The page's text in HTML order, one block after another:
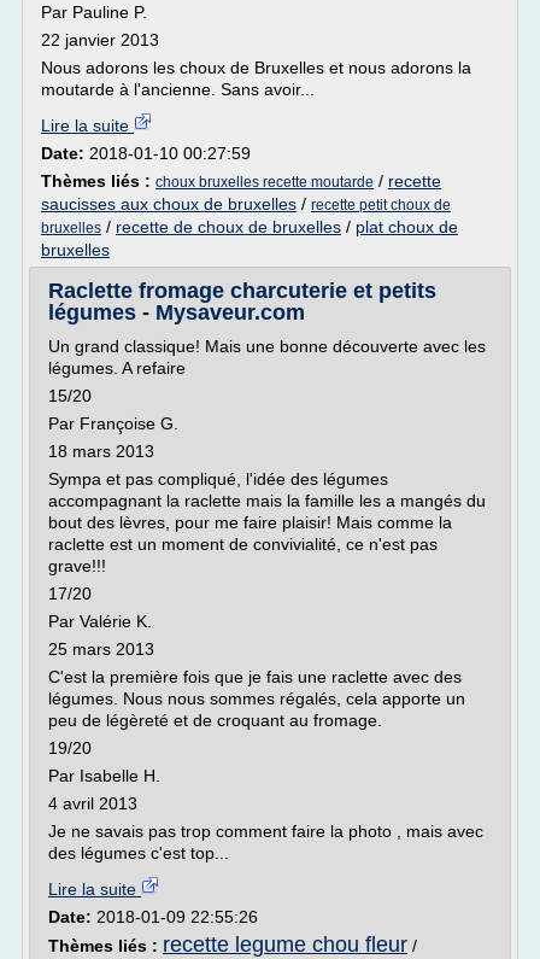
Par Pauline P.
22 janvier 2013
Nous adorons les choux de Bruxelles et nous adorons la
moutarde à l'ancienne. Sans avoir...
Lire la suite
Date: 2018-01-10 00:27:59
Thèmes liés : choux bruxelles recette moutarde / recette
saucisses aux choux de bruxelles / recette petit choux de
bruxelles / recette de choux de bruxelles / plat choux de
bruxelles
Raclette fromage charcuterie et petits
légumes - Mysaveur.com
Un grand classique! Mais une bonne découverte avec les
légumes. A refaire
15/20
Par Françoise G.
18 mars 2013
Sympa et pas compliqué, l'idée des légumes
accompagnant la raclette mais la famille les a mangés du
bout des lèvres, pour me faire plaisir! Mais comme la
raclette est un moment de convivialité, ce n'est pas
grave!!!
17/20
Par Valérie K.
25 mars 2013
C'est la première fois que je fais une raclette avec des
légumes. Nous nous sommes régalés, cela apporte un
peu de légèreté et de croquant au fromage.
19/20
Par Isabelle H.
4 avril 2013
Je ne savais pas trop comment faire la photo , mais avec
des légumes c'est top...
Lire la suite
Date: 2018-01-09 22:55:26
Thèmes liés : recette legume chou fleur /